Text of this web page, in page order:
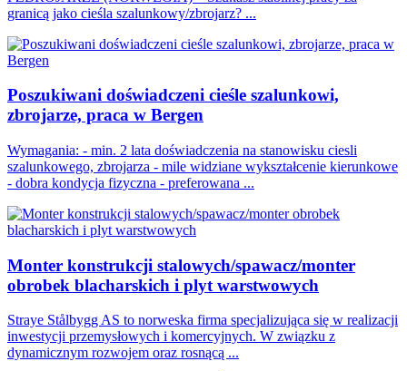
granicą jako cieśla szalunkowy/zbrojarz? ...
Poszukiwani doświadczeni cieśle szalunkowi,
zbrojarze, praca w Bergen
Wymagania: - min. 2 lata doświadczenia na stanowisku ciesli
szalunkowego, zbrojarza - mile widziane wykształcenie kierunkowe
- dobra kondycja fizyczna - preferowana ...
Monter konstrukcji stalowych/spawacz/monter
obrobek blacharskich i plyt warstwowych
Straye Stålbygg AS to norweska firma specjalizująca się w realizacji
inwestycji przemysłowych i komercyjnych. W związku z
dynamicznym rozwojem oraz rosnącą ...